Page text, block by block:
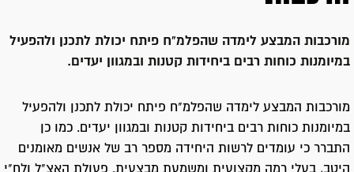
מורכבות המבצע לימדה שהפלמ"ח פיתח יכולת לתכנן ולהפעיל
במיומנות כוחות רבים ביחידות קטנות ובמגוון יעדים.
מורכבות המבצע לימדה שהפלמ"ח פיתח יכולת לתכנן ולהפעיל
במיומנות כוחות רבים ביחידות קטנות ובמגוון יעדים. כמו כן
התברר כי עומדים לרשות היחידה מספר רב של אנשים מאומנים
היטב, בעלי רמה מקצועית ומשמעת מבצעית. פעולת האצ"ל ולח"י